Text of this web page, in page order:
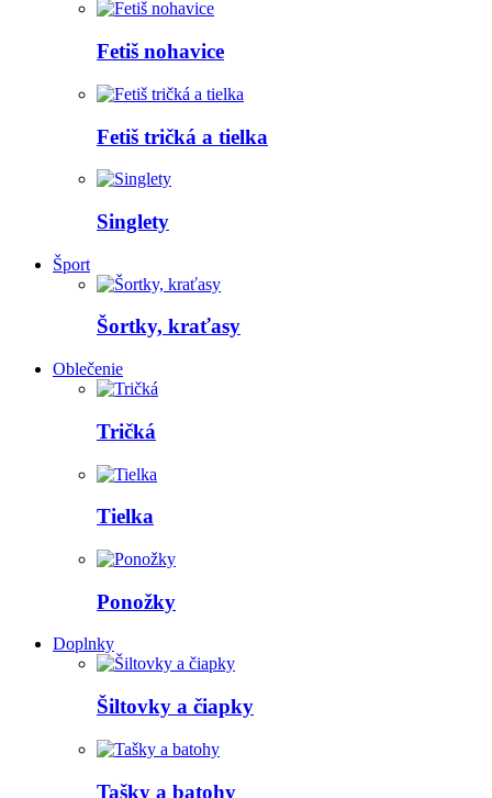
Fetiš nohavice
Fetiš tričká a tielka
Singlety
Šport
Šortky, kraťasy
Oblečenie
Tričká
Tielka
Ponožky
Doplnky
Šiltovky a čiapky
Tašky a batohy